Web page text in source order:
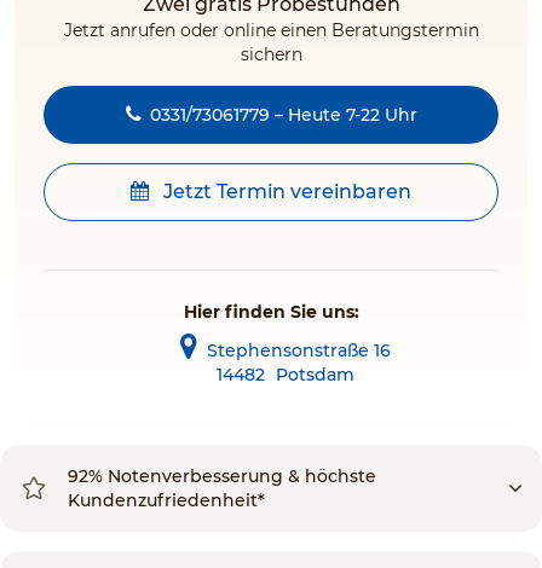
Jetzt anrufen oder online einen Beratungstermin
sichern
0331/73061779 – Heute 7-22 Uhr
Jetzt Termin vereinbaren
Hier finden Sie uns:
Stephensonstraße 16
14482 Potsdam
92% Notenverbesserung & höchste
Kundenzufriedenheit*